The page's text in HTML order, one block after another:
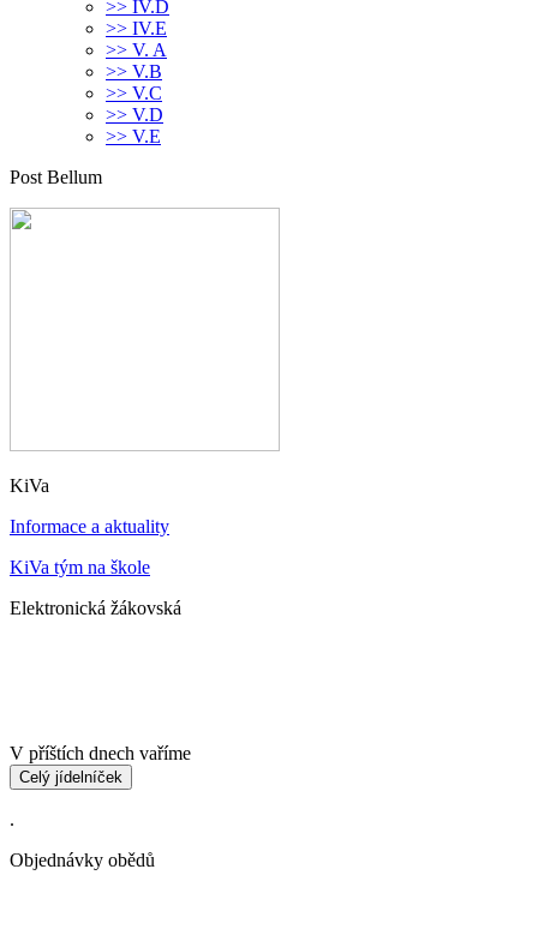
>> IV.D
>> IV.E
>> V. A
>> V.B
>> V.C
>> V.D
>> V.E
Post Bellum
KiVa
Informace a aktuality
KiVa tým na škole
Elektronická žákovská
V příštích dnech vaříme
Celý jídelníček
.
Objednávky obědů